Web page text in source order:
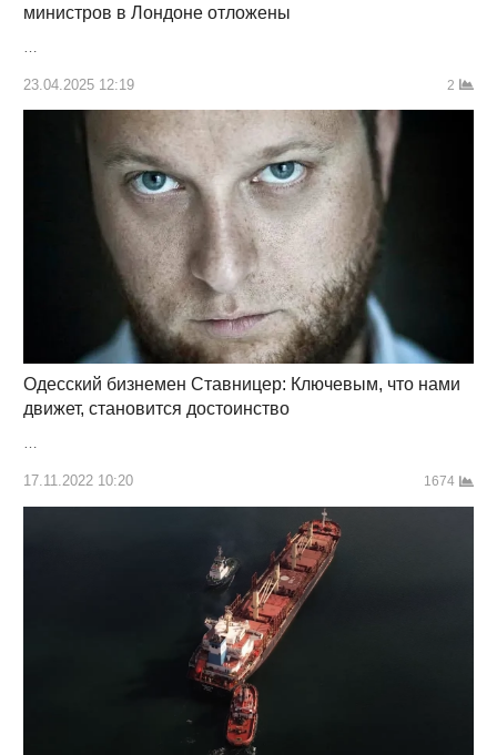
министров в Лондоне отложены
23.04.2025 12:19 2
Одесский бизнемен Ставницер: Ключевым, что нами
движет, становится достоинство
17.11.2022 10:20 1674